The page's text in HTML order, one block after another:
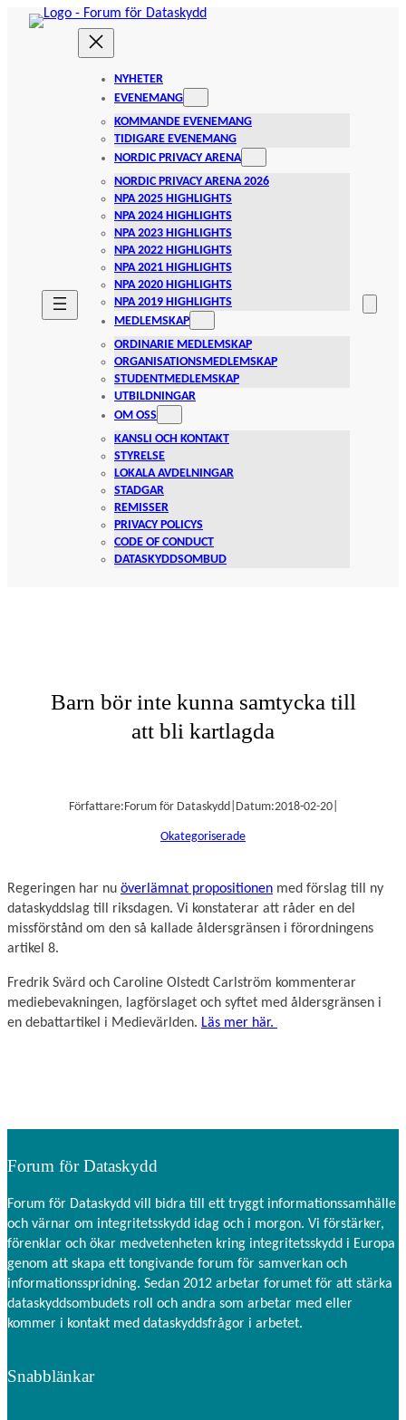
Hoppa
NYHETER
EVENEMANG
KOMMANDE EVENEMANG
TIDIGARE EVENEMANG
NORDIC PRIVACY ARENA
NORDIC PRIVACY ARENA 2026
NPA 2025 HIGHLIGHTS
NPA 2024 HIGHLIGHTS
NPA 2023 HIGHLIGHTS
NPA 2022 HIGHLIGHTS
NPA 2021 HIGHLIGHTS
NPA 2020 HIGHLIGHTS
NPA 2019 HIGHLIGHTS
MEDLEMSKAP
ORDINARIE MEDLEMSKAP
ORGANISATIONSMEDLEMSKAP
STUDENTMEDLEMSKAP
UTBILDNINGAR
OM OSS
KANSLI OCH KONTAKT
STYRELSE
LOKALA AVDELNINGAR
STADGAR
REMISSER
PRIVACY POLICYS
CODE OF CONDUCT
DATASKYDDSOMBUD
Barn bör inte kunna samtycka till
att bli kartlagda
Författare:Forum för Dataskydd| Datum:2018-02-20|
Okategoriserade
Regeringen har nu överlämnat propositionen med förslag till ny
dataskyddslag till riksdagen. Vi konstaterar att råder en del
missförstånd om den så kallade åldersgränsen i förordningens
artikel 8.
Fredrik Svärd och Caroline Olstedt Carlström kommenterar
mediebevakningen, lagförslaget och syftet med åldersgränsen i
en debattartikel i Medievärlden. Läs mer här.
Forum för Dataskydd
Forum för Dataskydd vill bidra till ett tryggt informationssamhälle
och värnar om integritetsskydd idag och i morgon. Vi förstärker,
förenklar och ökar medvetenheten kring integritetsskydd i Europa
genom att skapa ett tongivande forum för samverkan och
informationsspridning. Sedan 2012 arbetar forumet för att stärka
dataskyddsombudets roll och andra som arbetar med eller
kommer i kontakt med dataskyddsfrågor i arbetet.
Snabblänkar